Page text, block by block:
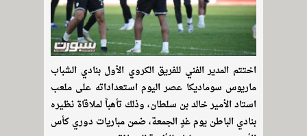
اختتم المدير الفني للفريق الكروي الأول بنادي الشباب
ماريوس سوماديكا عصر اليوم استعداداته على ملعب
استاد الأمير خالد بن سلطان، وذلك تأهباً لملاقاة نظيره
بنادي الباطن يوم غدٍ الجمعة، ضمن مباريات دوري كأس